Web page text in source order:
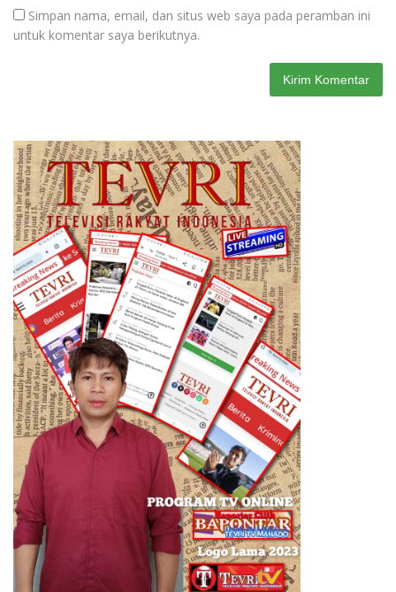
Simpan nama, email, dan situs web saya pada peramban ini
untuk komentar saya berikutnya.